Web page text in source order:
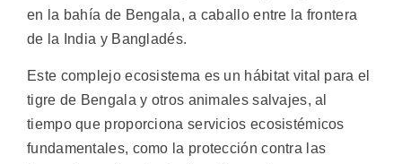
en la bahía de Bengala, a caballo entre la frontera
de la India y Bangladés.
Este complejo ecosistema es un hábitat vital para el
tigre de Bengala y otros animales salvajes, al
tiempo que proporciona servicios ecosistémicos
fundamentales, como la protección contra las